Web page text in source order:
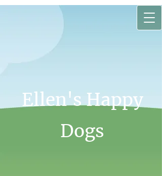
Ellen's Happy
Dogs